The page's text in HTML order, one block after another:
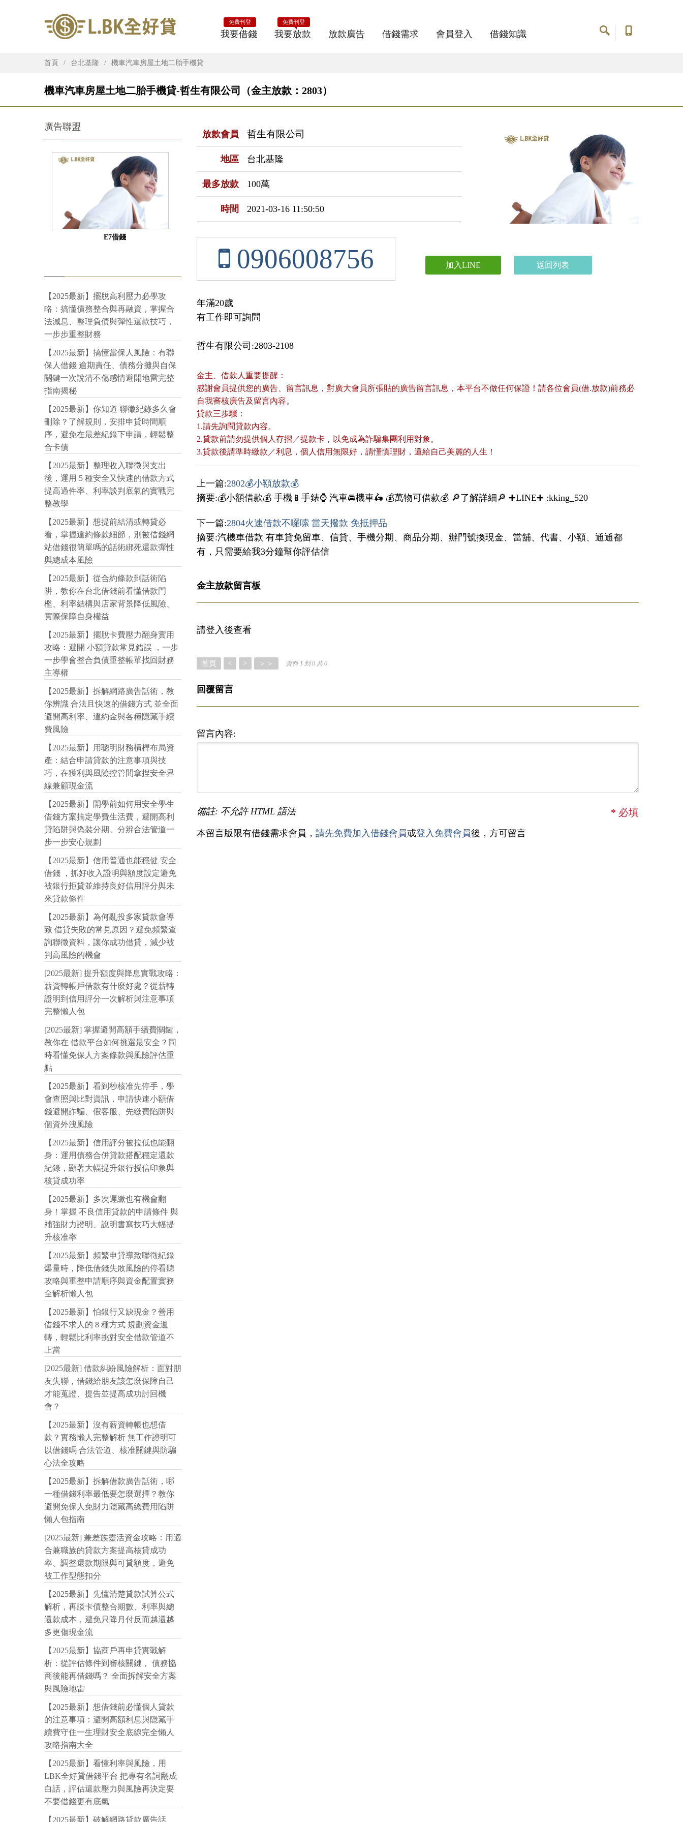
我要借錢
免費刊登
我要放款
免費刊登
放款廣告 借錢需求 會員登入 借錢知識
首頁 台北基隆 機車汽車房屋土地二胎手機貸
機車汽車房屋土地二胎手機貸-哲生有限公司（金主放款：2803）
放款會員 哲生有限公司
地區 台北基隆
最多放款 100萬
時間 2021-03-16 11:50:50
0906008756 加入LINE 返回列表
年滿20歲
有工作即可詢問
哲生有限公司:2803-2108
金主、借款人重要提醒：
感謝會員提供您的廣告、留言訊息，對廣大會員所張貼的廣告留言訊息，本平台不做任何保證！請各位會員(借.放款)前務必
自我審核廣告及留言內容。
貸款三歩驟：
1.請先詢問貸款內容。
2.貸款前請勿提供個人存摺／提款卡，以免成為詐騙集團利用對象。
3.貸款後請準時繳款／利息，個人信用無限好，請慬慎理財，還給自己美麗的人生！
上一篇:2802💰小額放款💰
摘要:💰小額借款💰 手機📱手錶⌚️ 汽車🚘機車🛵 💰萬物可借款💰 🔎了解詳細🔎 ➕LINE➕ :kking_520
下一篇:2804火速借款不囉嗦 當天撥款 免抵押品
摘要:汽機車借款 有車貸免留車、信貸、手機分期、商品分期、辦門號換現金、當舖、代書、小額、通通都
有，只需要給我3分鐘幫你評估信
金主放款留言板
請登入後查看
首頁 < > ＞＞ 資料 1 到 0 共 0
回覆留言
留言內容:
備註: 不允許 HTML 語法 * 必填
本留言版限有借錢需求會員， 請先免費加入借錢會員或登入免費會員後，方可留言
廣告聯盟
E7借錢
【2025最新】擺脫高利壓力必學攻
略：搞懂債務整合與再融資，掌握合
法減息、整理負債與彈性還款技巧，
一步步重整財務
【2025最新】搞懂當保人風險：有聯
保人借錢 逾期責任、債務分攤與自保
關鍵一次說清不傷感情避開地雷完整
指南揭秘
【2025最新】你知道 聯徵紀錄多久會
刪除？了解規則，安排申貸時間順
序，避免在最差紀錄下申請，輕鬆整
合卡債
【2025最新】整理收入聯徵與支出
後，運用 5 種安全又快速的借款方式
提高過件率、利率談判底氣的實戰完
整教學
【2025最新】想提前結清或轉貸必
看，掌握違約條款細節，別被借錢網
站借錢很簡單嗎的話術綁死還款彈性
與總成本風險
【2025最新】從合約條款到話術陷
阱，教你在台北借錢前看懂借款門
檻、利率結構與店家背景降低風險、
實際保障自身權益
【2025最新】擺脫卡費壓力翻身實用
攻略：避開 小額貸款常見錯誤 ，一步
一步學會整合負債重整帳單找回財務
主導權
【2025最新】拆解網路廣告話術，教
你辨識 合法且快速的借錢方式 並全面
避開高利率、違約金與各種隱藏手續
費風險
【2025最新】用聰明財務槓桿布局資
產：結合申請貸款的注意事項與技
巧，在獲利與風險控管間拿捏安全界
線兼顧現金流
【2025最新】開學前如何用安全學生
借錢方案搞定學費生活費，避開高利
貸陷阱與偽裝分期、分辨合法管道一
步一步安心規劃
【2025最新】信用普通也能穩健 安全
借錢 ，抓好收入證明與額度設定避免
被銀行拒貸並維持良好信用評分與未
來貸款條件
【2025最新】為何亂投多家貸款會導
致 借貸失敗的常見原因？避免頻繁查
詢聯徵資料，讓你成功借貸，減少被
判高風險的機會
[2025最新] 提升額度與降息實戰攻略：
薪資轉帳戶借款有什麼好處？從薪轉
證明到信用評分一次解析與注意事項
完整懶人包
[2025最新] 掌握避開高額手續費關鍵，
教你在 借款平台如何挑選最安全？同
時看懂免保人方案條款與風險評估重
點
【2025最新】看到秒核准先停手，學
會查照與比對資訊，申請快速小額借
錢避開詐騙、假客服、先繳費陷阱與
個資外洩風險
【2025最新】信用評分被拉低也能翻
身：運用債務合併貸款搭配穩定還款
紀錄，顯著大幅提升銀行授信印象與
核貸成功率
【2025最新】多次遲繳也有機會翻
身！掌握 不良信用貸款的申請條件 與
補強財力證明、說明書寫技巧大幅提
升核准率
【2025最新】頻繁申貸導致聯徵紀錄
爆量時，降低借錢失敗風險的停看聽
攻略與重整申請順序與資金配置實務
全解析懶人包
【2025最新】怕銀行又缺現金？善用
借錢不求人的 8 種方式 規劃資金週
轉，輕鬆比利率挑對安全借款管道不
上當
[2025最新] 借款糾紛風險解析：面對朋
友失聯，借錢給朋友該怎麼保障自己
才能蒐證、提告並提高成功討回機
會？
【2025最新】沒有薪資轉帳也想借
款？實務懶人完整解析 無工作證明可
以借錢嗎 合法管道、核准關鍵與防騙
心法全攻略
【2025最新】拆解借款廣告話術，哪
一種借錢利率最低要怎麼選擇？教你
避開免保人免財力隱藏高總費用陷阱
懶人包指南
[2025最新] 兼差族靈活資金攻略：用適
合兼職族的貸款方案提高核貸成功
率、調整還款期限與可貸額度，避免
被工作型態扣分
【2025最新】先懂清楚貸款試算公式
解析，再談卡債整合期數、利率與總
還款成本，避免只降月付反而越還越
多更傷現金流
【2025最新】協商戶再申貸實戰解
析：從評估條件到審核關鍵， 債務協
商後能再借錢嗎？ 全面拆解安全方案
與風險地雷
【2025最新】想借錢前必懂個人貸款
的注意事項：避開高額利息與隱藏手
續費守住一生理財安全底線完全懶人
攻略指南大全
【2025最新】看懂利率與風險，用
LBK全好貸借錢平台 把專有名詞翻成
白話，評估還款壓力與風險再決定要
不要借錢更有底氣
【2025最新】破解網路貸款廣告話